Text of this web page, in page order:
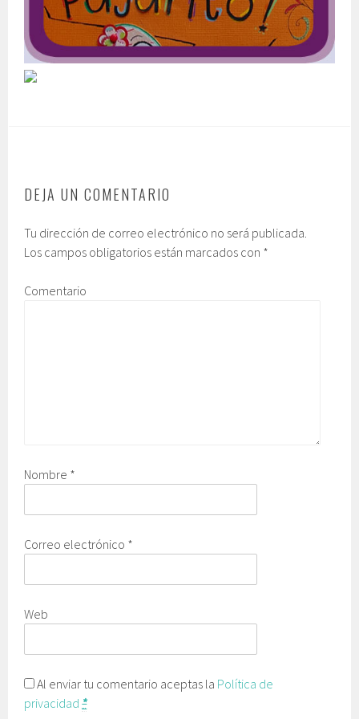
DEJA UN COMENTARIO
Tu dirección de correo electrónico no será publicada.
Los campos obligatorios están marcados con *
Comentario
Nombre *
Correo electrónico *
Web
Al enviar tu comentario aceptas la Política de
privacidad *